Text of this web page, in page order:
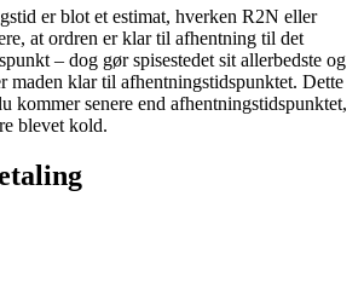
er blot et estimat, hverken R2N eller
at ordren er klar til afhentning til det
– dog gør spisestedet sit allerbedste og
maden klar til afhentningstidspunktet. Dette
kommer senere end afhentningstidspunktet,
blevet kold.